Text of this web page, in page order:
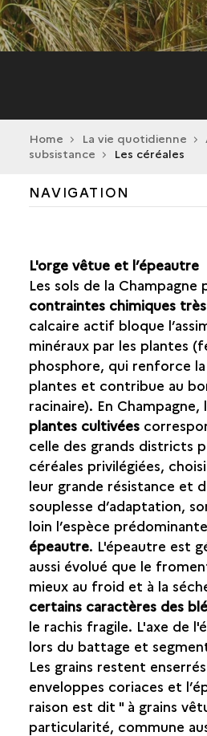
Home La vie quotidienne
subsistance
Les céréales
NAVIGATION
CHAMPS ET CULTURES
LES CÉRÉALES
LES FRUITS ET LES GRAINES
OUTILLAGE
STOCKAGE
HOMMES ET ANIMAUX
LA PÊCHE
VIANDE ET CONSOMMATEUR
LA TABLE ET LE VAISSELIER
ARTISANAT
LES ÉCHANGES
L'orge vêtue et l’épeautre
Les sols de la
contraintes chimiques
calcaire actif bloque
minéraux par les plantes
phosphore, qui renforce
plantes et contribue au
racinaire). En Champagne,
plantes cultivées
celle des grands districts
céréales privilégiées,
leur grande résistance et
souplesse d’adaptation,
loin l’espèce
épeautre. L'épeautre est
aussi évolué que le
mieux au froid et à la
certains caractères des
le rachis fragile. L'axe de
lors du battage et
Les grains restent
enveloppes coriaces et
raison est dit " à grains
particularité, commune